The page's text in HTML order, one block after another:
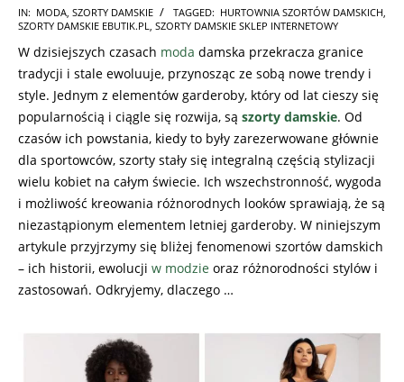
2024-
03-
29
IN: MODA SZORTY DAMSKIE TAGGED: HURTOWNIA SZORTÓW DAMSKICH
SZORTY DAMSKIE EBUTIK.PL
SZORTY DAMSKIE SKLEP INTERNETOWY
W dzisiejszych czasach moda damska przekracza granice
tradycji i stale ewoluuje, przynosząc ze sobą nowe trendy i
style. Jednym z elementów garderoby, który od lat cieszy się
popularnością i ciągle się rozwija, są szorty damskie. Od
czasów ich powstania, kiedy to były zarezerwowane głównie
dla sportowców, szorty stały się integralną częścią stylizacji
wielu kobiet na całym świecie. Ich wszechstronność, wygoda
i możliwość kreowania różnorodnych looków sprawiają, że są
niezastąpionym elementem letniej garderoby. W niniejszym
artykule przyjrzymy się bliżej fenomenowi szortów damskich
– ich historii, ewolucji w modzie oraz różnorodności stylów i
zastosowań. Odkryjemy, dlaczego …